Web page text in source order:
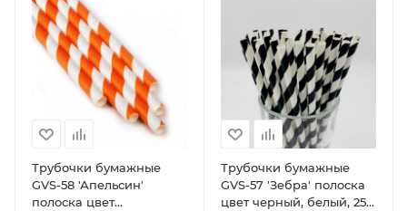
Трубочки бумажные
GVS-58 'Апельсин'
полоска цвет
Трубочки бумажные
GVS-57 'Зебра' полоска
цвет черный, белый, 250